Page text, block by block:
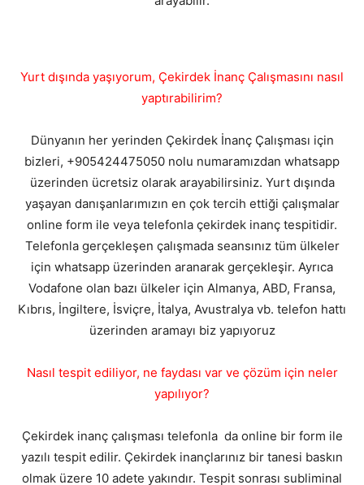
Yurt dışında yaşıyorum, Çekirdek İnanç Çalışmasını nasıl
yaptırabilirim?
Dünyanın her yerinden Çekirdek İnanç Çalışması için
bizleri, +905424475050 nolu numaramızdan whatsapp
üzerinden ücretsiz olarak arayabilirsiniz. Yurt dışında
yaşayan danışanlarımızın en çok tercih ettiği çalışmalar
online form ile veya telefonla çekirdek inanç tespitidir.
Telefonla gerçekleşen çalışmada seansınız tüm ülkeler
için whatsapp üzerinden aranarak gerçekleşir. Ayrıca
Vodafone olan bazı ülkeler için Almanya, ABD, Fransa,
Kıbrıs, İngiltere, İsviçre, İtalya, Avustralya vb. telefon hattı
üzerinden aramayı biz yapıyoruz
Nasıl tespit ediliyor, ne faydası var ve çözüm için neler
yapılıyor?
Çekirdek inanç çalışması telefonla da online bir form ile
yazılı tespit edilir. Çekirdek inançlarınız bir tanesi baskın
olmak üzere 10 adete yakındır. Tespit sonrası subliminal